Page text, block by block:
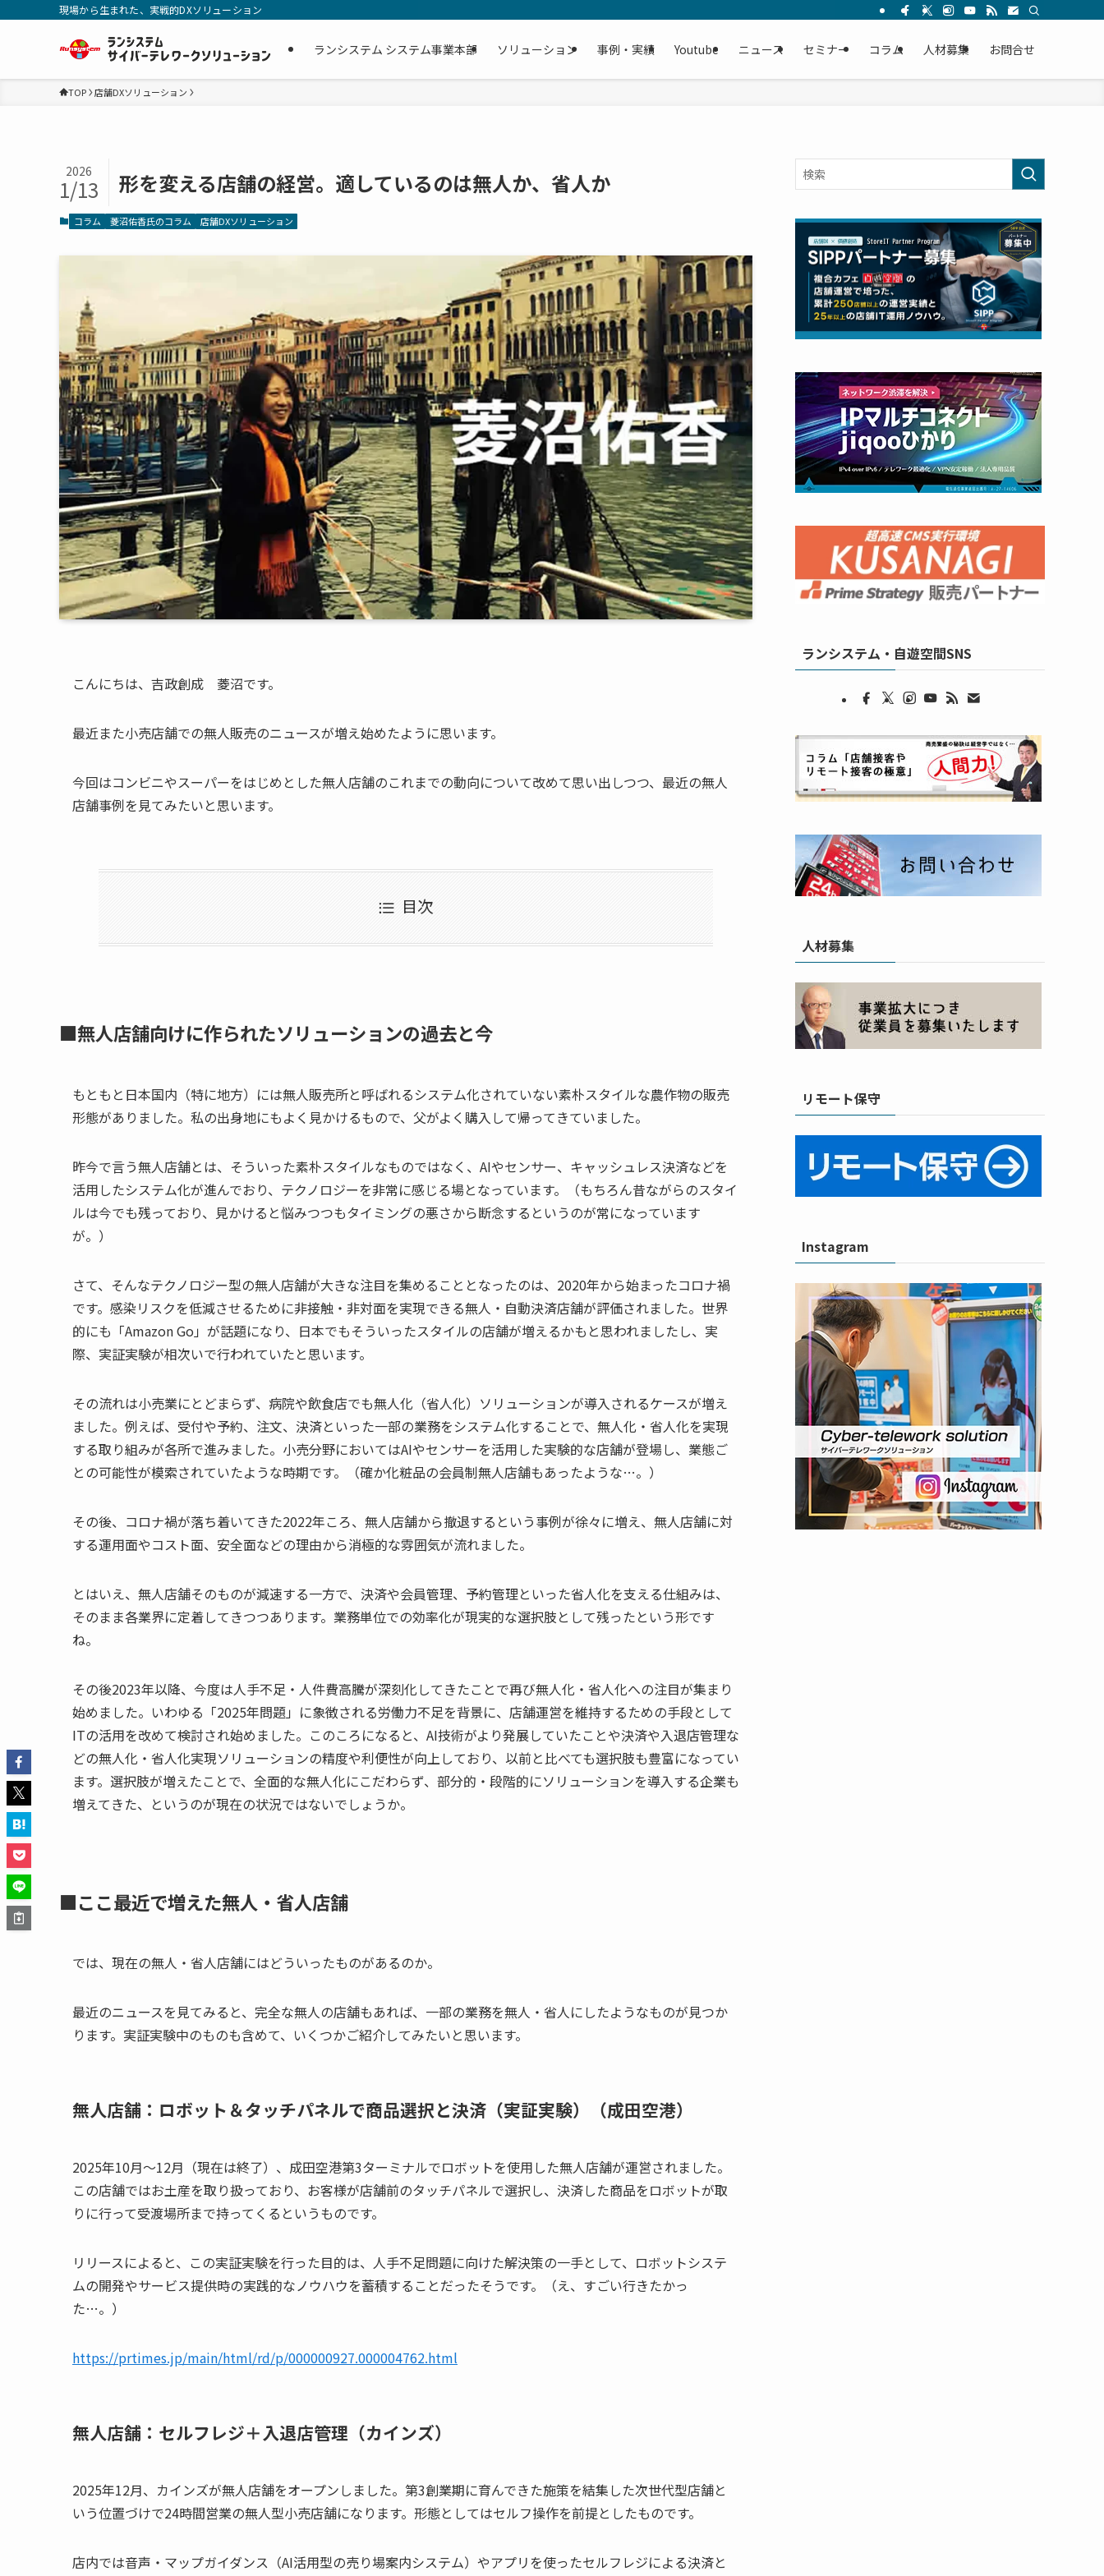
現場から生まれた、実戦的DXソリューション
ランシステム システム事業本部 ソリューション 事例・実績 Youtube ニュース セミナー コラム 人材募集 お問合せ
TOP 店舗DXソリューション
形を変える店舗の経営。適しているのは無人か、省人か
2026
1/13
コラム 菱沼佑香氏のコラム 店舗DXソリューション
こんにちは、吉政創成 菱沼です。
最近また小売店舗での無人販売のニュースが増え始めたように思います。
今回はコンビニやスーパーをはじめとした無人店舗のこれまでの動向について改めて思い出しつつ、最近の無人
店舗事例を見てみたいと思います。
目次
■無人店舗向けに作られたソリューションの過去と今
もともと日本国内（特に地方）には無人販売所と呼ばれるシステム化されていない素朴スタイルな農作物の販売
形態がありました。私の出身地にもよく見かけるもので、父がよく購入して帰ってきていました。
昨今で言う無人店舗とは、そういった素朴スタイルなものではなく、AIやセンサー、キャッシュレス決済などを
活用したシステム化が進んでおり、テクノロジーを非常に感じる場となっています。（もちろん昔ながらのスタイ
ルは今でも残っており、見かけると悩みつつもタイミングの悪さから断念するというのが常になっています
が。）
さて、そんなテクノロジー型の無人店舗が大きな注目を集めることとなったのは、2020年から始まったコロナ禍
です。感染リスクを低減させるために非接触・非対面を実現できる無人・自動決済店舗が評価されました。世界
的にも「Amazon Go」が話題になり、日本でもそういったスタイルの店舗が増えるかもと思われましたし、実
際、実証実験が相次いで行われていたと思います。
その流れは小売業にとどまらず、病院や飲食店でも無人化（省人化）ソリューションが導入されるケースが増え
ました。例えば、受付や予約、注文、決済といった一部の業務をシステム化することで、無人化・省人化を実現
する取り組みが各所で進みました。小売分野においてはAIやセンサーを活用した実験的な店舗が登場し、業態ご
との可能性が模索されていたような時期です。（確か化粧品の会員制無人店舗もあったような…。）
その後、コロナ禍が落ち着いてきた2022年ころ、無人店舗から撤退するという事例が徐々に増え、無人店舗に対
する運用面やコスト面、安全面などの理由から消極的な雰囲気が流れました。
とはいえ、無人店舗そのものが減速する一方で、決済や会員管理、予約管理といった省人化を支える仕組みは、
そのまま各業界に定着してきつつあります。業務単位での効率化が現実的な選択肢として残ったという形です
ね。
その後2023年以降、今度は人手不足・人件費高騰が深刻化してきたことで再び無人化・省人化への注目が集まり
始めました。いわゆる「2025年問題」に象徴される労働力不足を背景に、店舗運営を維持するための手段として
ITの活用を改めて検討され始めました。このころになると、AI技術がより発展していたことや決済や入退店管理な
どの無人化・省人化実現ソリューションの精度や利便性が向上しており、以前と比べても選択肢も豊富になってい
ます。選択肢が増えたことで、全面的な無人化にこだわらず、部分的・段階的にソリューションを導入する企業も
増えてきた、というのが現在の状況ではないでしょうか。
■ここ最近で増えた無人・省人店舗
では、現在の無人・省人店舗にはどういったものがあるのか。
最近のニュースを見てみると、完全な無人の店舗もあれば、一部の業務を無人・省人にしたようなものが見つか
ります。実証実験中のものも含めて、いくつかご紹介してみたいと思います。
無人店舗：ロボット＆タッチパネルで商品選択と決済（実証実験）（成田空港）
2025年10月～12月（現在は終了）、成田空港第3ターミナルでロボットを使用した無人店舗が運営されました。
この店舗ではお土産を取り扱っており、お客様が店舗前のタッチパネルで選択し、決済した商品をロボットが取
りに行って受渡場所まで持ってくるというものです。
リリースによると、この実証実験を行った目的は、人手不足問題に向けた解決策の一手として、ロボットシステ
ムの開発やサービス提供時の実践的なノウハウを蓄積することだったそうです。（え、すごい行きたかっ
た…。）
https://prtimes.jp/main/html/rd/p/000000927.000004762.html
無人店舗：セルフレジ＋入退店管理（カインズ）
2025年12月、カインズが無人店舗をオープンしました。第3創業期に育んできた施策を結集した次世代型店舗と
いう位置づけで24時間営業の無人型小売店舗になります。形態としてはセルフ操作を前提としたものです。
店内では音声・マップガイダンス（AI活用型の売り場案内システム）やアプリを使ったセルフレジによる決済と
ランシステム・自遊空間SNS
人材募集
リモート保守
Instagram